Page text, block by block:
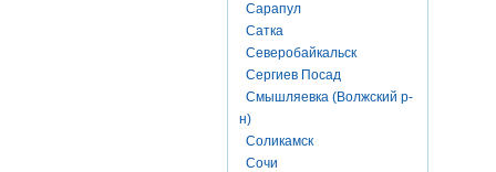
Сарапул
Сатка
Северобайкальск
Сергиев Посад
Смышляевка (Волжский р-
н)
Соликамск
Сочи